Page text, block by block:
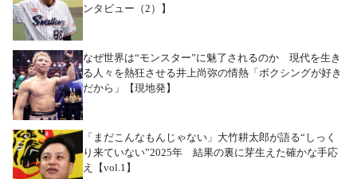
ンタビュー（2）】
なぜ世界は“モンスター”に魅了されるのか 現代を生き
る人々を熱狂させる井上尚弥の情熱「ボクシングが好き
だから」【現地発】
「まだこんなもんじゃない」大竹耕太郎が語る“しっく
り来ていない”2025年 結果の裏に芽生えた確かな手応
え【vol.1】